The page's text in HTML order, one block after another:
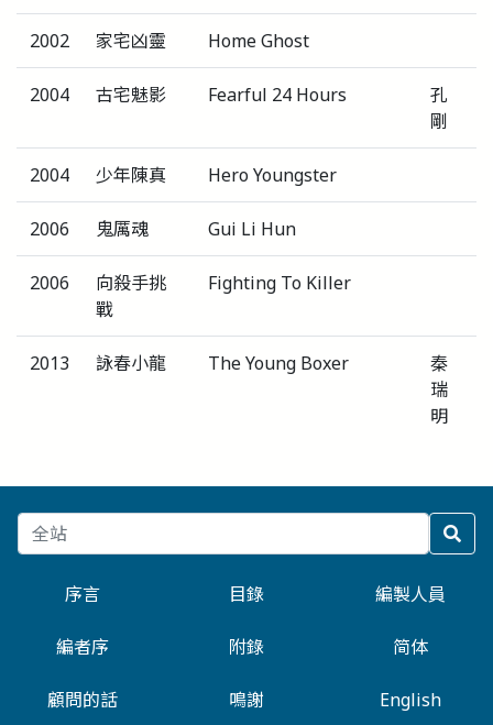
2002 家宅凶靈 Home Ghost
2004 古宅魅影 Fearful 24 Hours
孔
剛
2004 少年陳真 Hero Youngster
2006 鬼厲魂 Gui Li Hun
2006
向殺手挑
戰
Fighting To Killer
2013 詠春小龍 The Young Boxer
秦
瑞
明
序言 目錄 編製人員
編者序 附錄 简体
顧問的話 鳴謝 English